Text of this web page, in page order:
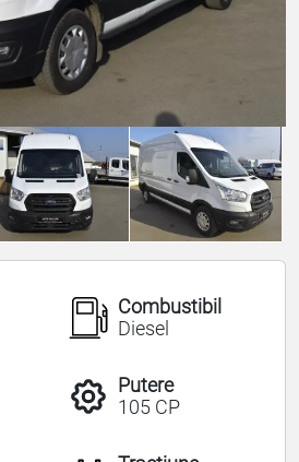
Combustibil
Diesel
Putere
105 CP